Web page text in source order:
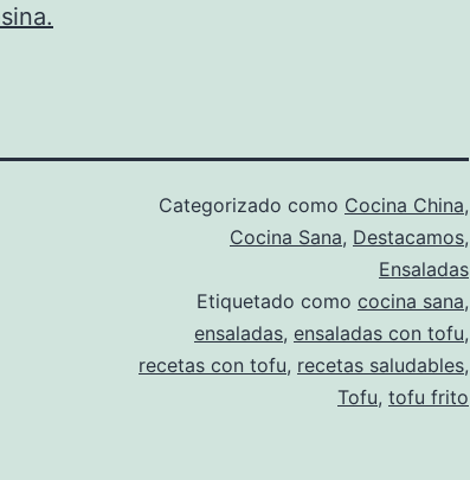
Categorizado como Cocina China,
Cocina Sana, Destacamos,
Ensaladas
Etiquetado como cocina sana,
ensaladas, ensaladas con tofu,
recetas con tofu, recetas saludables,
Tofu, tofu frito